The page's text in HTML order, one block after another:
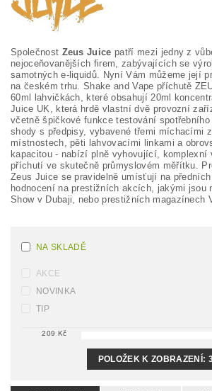
Společnost Zeus Juice patří mezi jedny z
nejoceňovanějších firem, zabývajících se
samotných e-liquidů. Nyní Vám můžeme její
na českém trhu. Shake and Vape příchutě
60ml lahvičkách, které obsahují 20ml
Juice UK, která hrdě vlastní dvě provozní
včetně špičkové funkce testování
shody s předpisy, vybavené třemi míchacími
místnostech, pěti lahvovacími linkami a
kapacitou - nabízí plně vyhovující, komplexní
příchutí ve skutečně průmyslovém měřítku.
Zeus Juice se pravidelně umísťují na
hodnocení na prestižních akcích, jakými jsou
Show v Dubaji, nebo prestižních magazínech
NA SKLADĚ
AKCE
NOVINKA
TIP
209 Kč
POLOŽEK K ZOBRAZENÍ: